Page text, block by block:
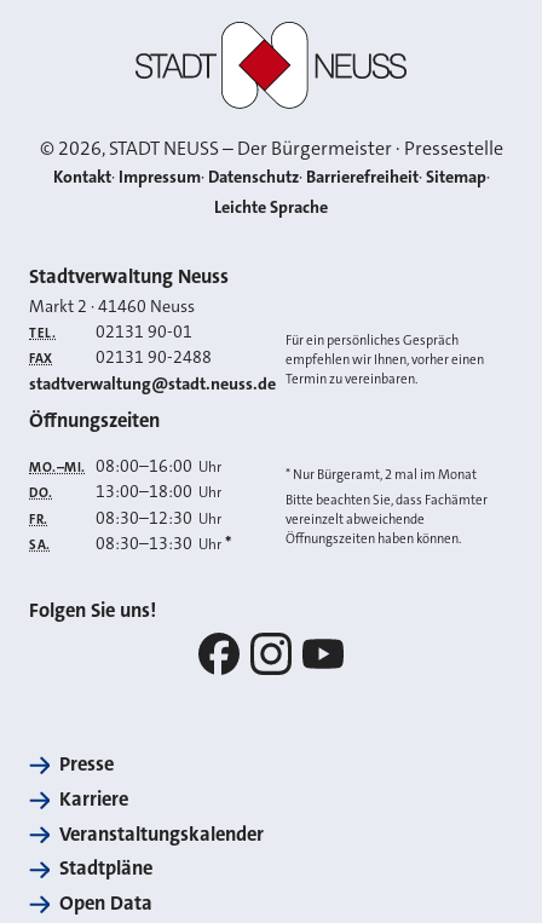
©2026, STADT NEUSS – Der Bürgermeister · Pressestelle
Kontakt Impressum Datenschutz Barrierefreiheit Sitemap
Leichte Sprache
Kontakt
Stadtverwaltung Neuss
Markt 2 ·41460 Neuss
TEL. 02131 90-01
FAX 02131 90-2488
E-MAIL
stadtverwaltung@stadt.neuss.de
Für ein persönliches Gespräch
empfehlen wir Ihnen, vorher einen
Termin zu vereinbaren.
Öffnungszeiten
MO.–MI. 08:00–16:00 Uhr
DO. 13:00–18:00 Uhr
FR. 08:30–12:30 Uhr
SA. 08:30–13:30 Uhr *
* Nur Bürgeramt, 2 mal im Monat
Bitte beachten Sie, dass Fachämter
vereinzelt abweichende
Öffnungszeiten haben können.
Folgen Sie uns!
Presse
Karriere
Veranstaltungskalender
Stadtpläne
Open Data